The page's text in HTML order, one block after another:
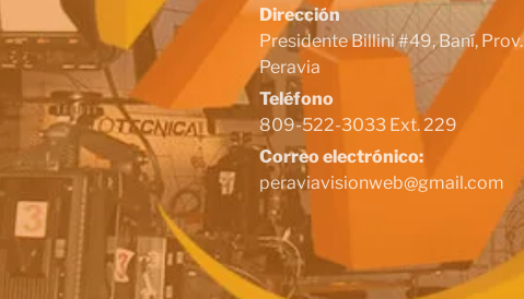
Dirección
Presidente Billini #49, Baní, Prov.
Peravia
Teléfono
809-522-3033 Ext. 229
Correo electrónico:
peraviavisionweb@gmail.com